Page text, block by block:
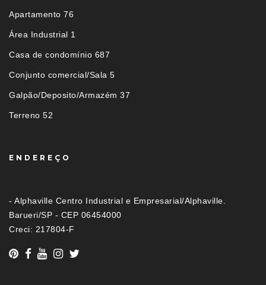
Apartamento 76
Área Industrial 1
Casa de condomínio 687
Conjunto comercial/Sala 5
Galpão/Deposito/Armazém 37
Terreno 52
ENDEREÇO
- Alphaville Centro Industrial e Empresarial/Alphaville.
Barueri/SP - CEP 06454000
Creci: 217804-F